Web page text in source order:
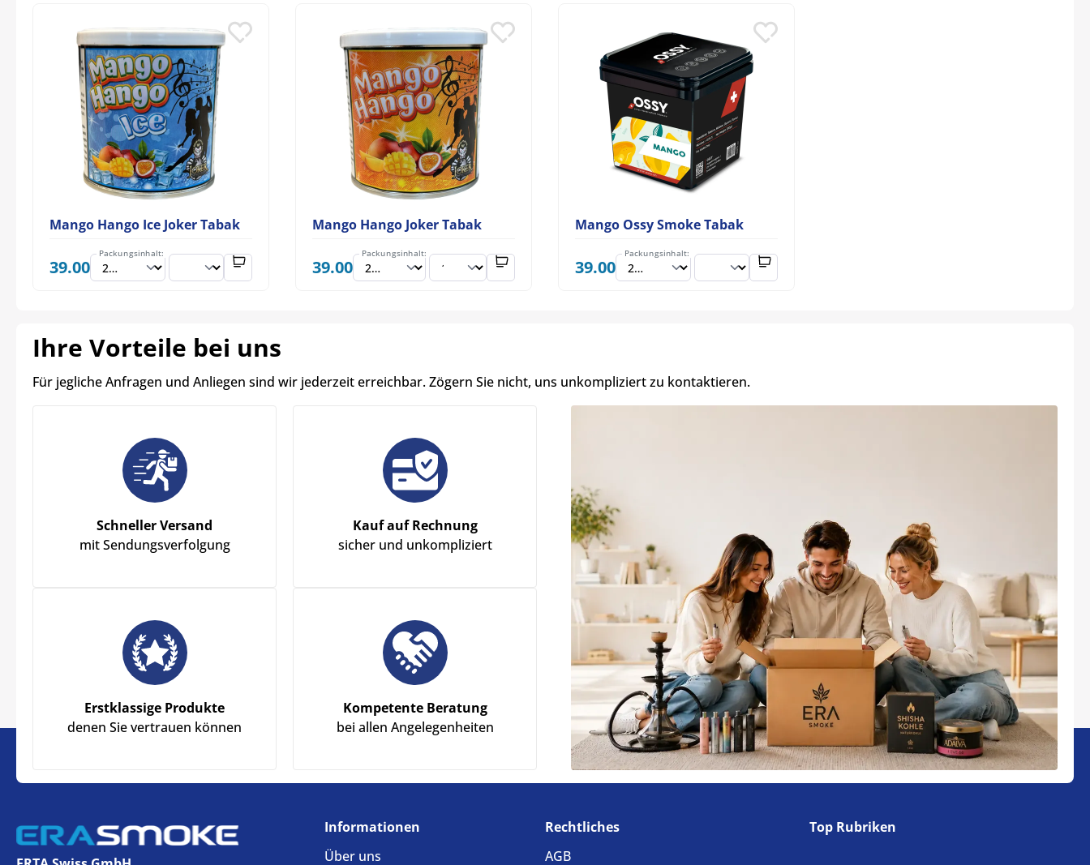
Mango Hango Ice Joker Tabak
39.00
Packungsinhalt:
Mango Hango Joker Tabak
39.00
Packungsinhalt:
Mango Ossy Smoke Tabak
39.00
Packungsinhalt:
Ihre Vorteile bei uns
Für jegliche Anfragen und Anliegen sind wir jederzeit erreichbar. Zögern Sie nicht, uns unkompliziert zu kontaktieren.
Schneller Versand
mit Sendungsverfolgung
Kauf auf Rechnung
sicher und unkompliziert
Erstklassige Produkte
denen Sie vertrauen können
Kompetente Beratung
bei allen Angelegenheiten
Informationen
Über uns
Rechtliches
AGB
Top Rubriken